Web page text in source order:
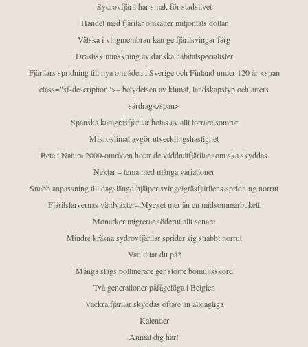
Sydrovfjäril har smak för stadslivet
Handel med fjärilar omsätter miljontals dollar
Vätska i vingmembran kan ge fjärilsvingar färg
Drastisk minskning av danska habitatspecialister
Fjärilars spridning till nya områden i Sverige och Finland under 120 år <span
class="sf-description">– betydelsen av klimat, landskapstyp och arters
särdrag</span>
Spanska kamgräsfjärilar hotas av allt torrare somrar
Mikroklimat avgör utvecklingshastighet
Bete i Natura 2000-områden hotar de väddnätfjärilar som ska skyddas
Nektar – tema med många variationer
Snabb anpassning till dagslängd hjälper svingelgräsfjärilens spridning norrut
Fjärilslarvernas värdväxter– Mycket mer än en midsommarbukett
Monarker migrerar söderut allt senare
Mindre kräsna sydrovfjärilar sprider sig snabbt norrut
Vad tittar du på?
Många slags pollinerare ger större bomullsskörd
Två generationer påfågelöga i Belgien
Vackra fjärilar skyddas oftare än alldagliga
Kalender
Anmäl dig här!